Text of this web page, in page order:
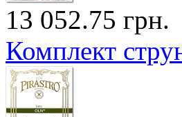
13 052.75 грн.
Комплект